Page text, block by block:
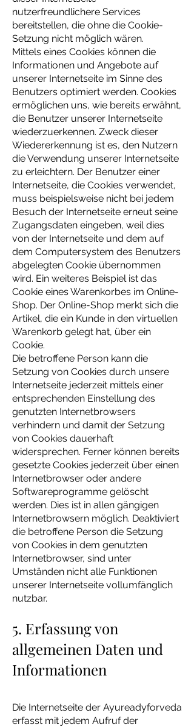
nutzerfreundlichere Services
bereitstellen, die ohne die Cookie-
Setzung nicht möglich wären.
Mittels eines Cookies können die
Informationen und Angebote auf
unserer Internetseite im Sinne des
Benutzers optimiert werden. Cookies
ermöglichen uns, wie bereits erwähnt,
die Benutzer unserer Internetseite
wiederzuerkennen. Zweck dieser
Wiedererkennung ist es, den Nutzern
die Verwendung unserer Internetseite
zu erleichtern. Der Benutzer einer
Internetseite, die Cookies verwendet,
muss beispielsweise nicht bei jedem
Besuch der Internetseite erneut seine
Zugangsdaten eingeben, weil dies
von der Internetseite und dem auf
dem Computersystem des Benutzers
abgelegten Cookie übernommen
wird. Ein weiteres Beispiel ist das
Cookie eines Warenkorbes im Online-
Shop. Der Online-Shop merkt sich die
Artikel, die ein Kunde in den virtuellen
Warenkorb gelegt hat, über ein
Cookie.
Die betroffene Person kann die
Setzung von Cookies durch unsere
Internetseite jederzeit mittels einer
entsprechenden Einstellung des
genutzten Internetbrowsers
verhindern und damit der Setzung
von Cookies dauerhaft
widersprechen. Ferner können bereits
gesetzte Cookies jederzeit über einen
Internetbrowser oder andere
Softwareprogramme gelöscht
werden. Dies ist in allen gängigen
Internetbrowsern möglich. Deaktiviert
die betroffene Person die Setzung
von Cookies in dem genutzten
Internetbrowser, sind unter
Umständen nicht alle Funktionen
unserer Internetseite vollumfänglich
nutzbar.
5. Erfassung von
allgemeinen Daten und
Informationen
Die Internetseite der Ayureadyforveda
erfasst mit jedem Aufruf der